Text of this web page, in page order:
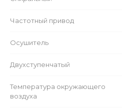
Частотный привод
Осушитель
Двухступенчатый
Температура окружающего
воздуха